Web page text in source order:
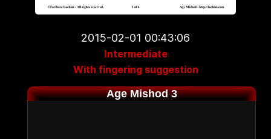
2015-02-01 00:43:06
Intermediate
With fingering suggestion
Age Mishod 3